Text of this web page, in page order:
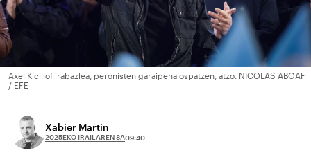
Axel Kicillof irabazlea, peronisten garaipena ospatzen, atzo. NICOLAS ABOAF
/ EFE
Xabier Martin
2025EKO IRAILAREN 8A09:40